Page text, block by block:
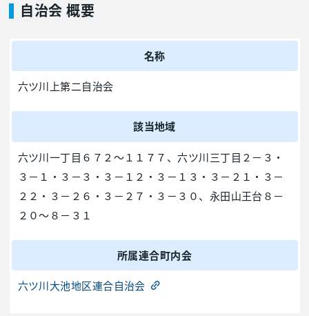
自治会 概要
名称
六ツ川上第二自治会
該当地域
六ツ川一丁目６７２～１１７７、六ツ川三丁目２－３・
３－１・３－３・３－１２・３－１３・３－２１・３－
２２・３－２６・３－２７・３－３０、永田山王台８－
２０～８－３１
所属連合町内会
六ツ川大池地区連合自治会